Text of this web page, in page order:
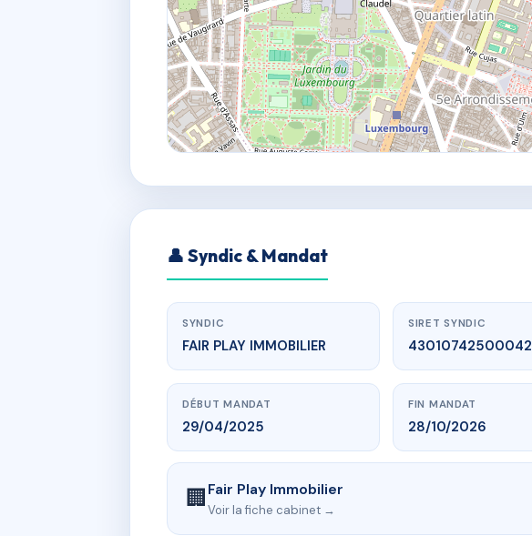
👤 Syndic & Mandat
SYNDIC
FAIR PLAY IMMOBILIER
SIRET SYNDIC
43010742500042
DÉBUT MANDAT
29/04/2025
FIN MANDAT
28/10/2026
🏢Fair Play Immobilier
Voir la fiche cabinet →